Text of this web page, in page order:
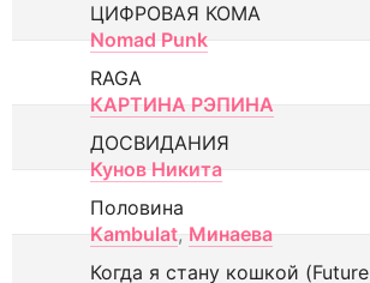
ЦИФРОВАЯ КОМА
Nomad Punk
RAGA
КАРТИНА РЭПИНА
ДОСВИДАНИЯ
Кунов Никита
Половина
Kambulat, Минаева
Когда я стану кошкой (Future